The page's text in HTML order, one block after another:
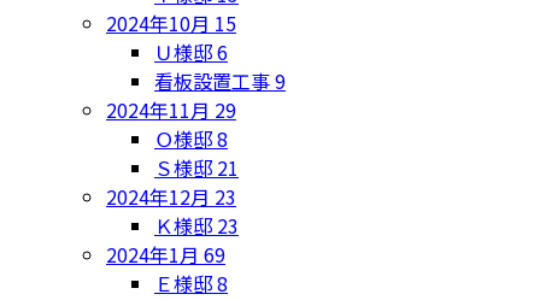
2024年10月 15
Ｕ様邸6
看板設置工事9
2024年11月 29
Ｏ様邸8
Ｓ様邸 21
2024年12月 23
Ｋ様邸 23
2024年1月 69
Ｅ様邸8